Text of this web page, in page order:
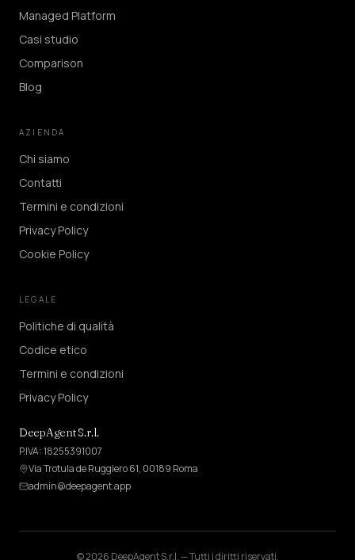
Managed Platform
Casi studio
Comparison
Blog
AZIENDA
Chi siamo
Contatti
Termini e condizioni
Privacy Policy
Cookie Policy
LEGALE
Politiche di qualità
Codice etico
Termini e condizioni
Privacy Policy
DeepAgent S.r.l.
P.IVA: 18255391007
Via Trotula de Ruggiero 61, 00189 Roma
admin@deepagent.app
©2026 DeepAgent S.r.l. —Tutti i diritti riservati.